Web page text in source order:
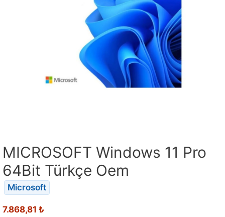
MICROSOFT Windows 11 Pro
64Bit Türkçe Oem
Microsoft
7.868,81 ₺